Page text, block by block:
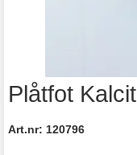
Plåtfot Kalcit
Art.nr: 120796